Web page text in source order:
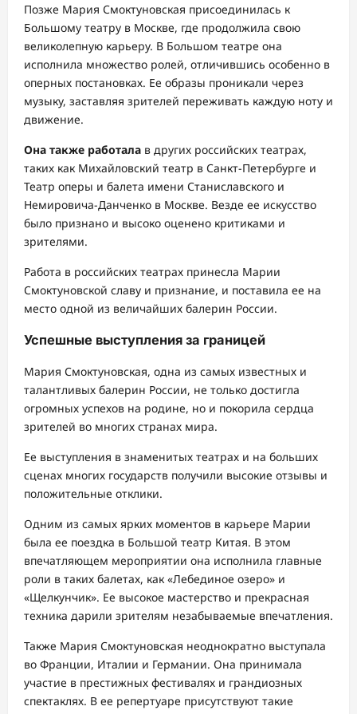
Позже Мария Смоктуновская присоединилась к
Большому театру в Москве, где продолжила свою
великолепную карьеру. В Большом театре она
исполнила множество ролей, отличившись особенно в
оперных постановках. Ее образы проникали через
музыку, заставляя зрителей переживать каждую ноту и
движение.
Она также работала в других российских театрах,
таких как Михайловский театр в Санкт-Петербурге и
Театр оперы и балета имени Станиславского и
Немировича-Данченко в Москве. Везде ее искусство
было признано и высоко оценено критиками и
зрителями.
Работа в российских театрах принесла Марии
Смоктуновской славу и признание, и поставила ее на
место одной из величайших балерин России.
Успешные выступления за границей
Мария Смоктуновская, одна из самых известных и
талантливых балерин России, не только достигла
огромных успехов на родине, но и покорила сердца
зрителей во многих странах мира.
Ее выступления в знаменитых театрах и на больших
сценах многих государств получили высокие отзывы и
положительные отклики.
Одним из самых ярких моментов в карьере Марии
была ее поездка в Большой театр Китая. В этом
впечатляющем мероприятии она исполнила главные
роли в таких балетах, как «Лебединое озеро» и
«Щелкунчик». Ее высокое мастерство и прекрасная
техника дарили зрителям незабываемые впечатления.
Также Мария Смоктуновская неоднократно выступала
во Франции, Италии и Германии. Она принимала
участие в престижных фестивалях и грандиозных
спектаклях. В ее репертуаре присутствуют такие